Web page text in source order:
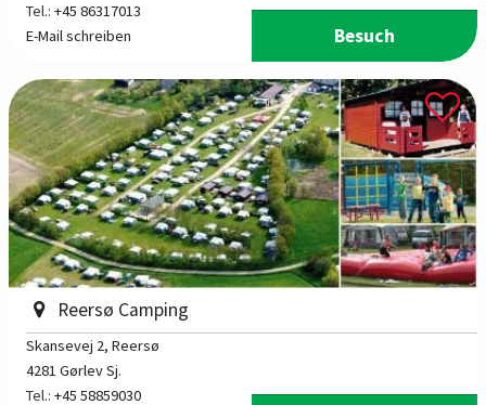
Tel.: +45 86317013
E-Mail schreiben
Besuch
Reersø Camping
Skansevej 2, Reersø
4281 Gørlev Sj.
Tel.: +45 58859030